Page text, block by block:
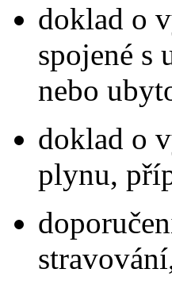
doklad o
spojené s
nebo
doklad o
plynu,